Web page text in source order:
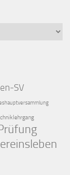
SV